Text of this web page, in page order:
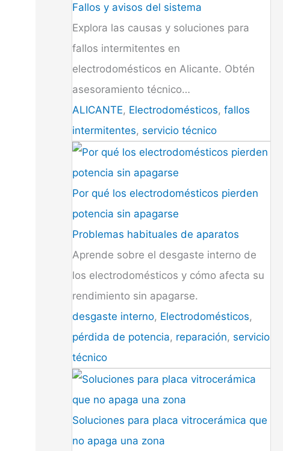
Fallos y avisos del sistema
Explora las causas y soluciones para
fallos intermitentes en
electrodomésticos en Alicante. Obtén
asesoramiento técnico…
ALICANTE, Electrodomésticos, fallos
intermitentes, servicio técnico
Por qué los electrodomésticos pierden
potencia sin apagarse
Problemas habituales de aparatos
Aprende sobre el desgaste interno de
los electrodomésticos y cómo afecta su
rendimiento sin apagarse.
desgaste interno, Electrodomésticos,
pérdida de potencia, reparación, servicio
técnico
Soluciones para placa vitrocerámica que
no apaga una zona